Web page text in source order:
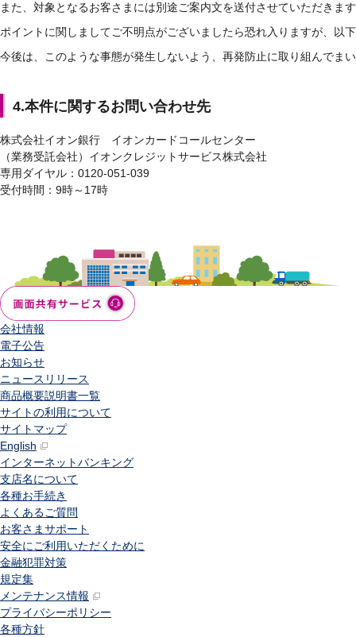
また、対象となるお客さまには別途ご案内文を送付させていただきま
ポイントに関しましてご不明点がございましたら恐れ入りますが、以
今後は、このような事態が発生しないよう、再発防止に取り組んでま
4.本件に関するお問い合わせ先
株式会社イオン銀行 イオンカードコールセンター
（業務受託会社）イオンクレジットサービス株式会社
専用ダイヤル：0120-051-039
受付時間：9時～17時
会社情報
電子公告
お知らせ
ニュースリリース
商品概要説明書一覧
サイトの利用について
サイトマップ
English
インターネットバンキング
支店名について
各種お手続き
よくあるご質問
お客さまサポート
安全にご利用いただくために
金融犯罪対策
規定集
メンテナンス情報
プライバシーポリシー
各種方針